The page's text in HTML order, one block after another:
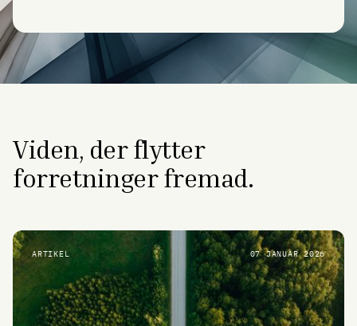
Viden, der flytter
forretninger fremad.
ARTIKEL 07 JANUAR 2026